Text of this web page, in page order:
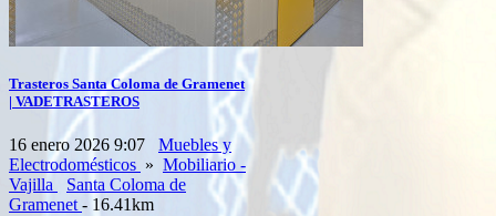
Trasteros Santa Coloma de Gramenet
| VADETRASTEROS
16 enero 2026 9:07
Muebles y
Electrodomésticos » Mobiliario -
Vajilla
Santa Coloma de
Gramenet- 16.41km